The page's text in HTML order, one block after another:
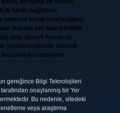
sitesi, herhangi bir marka,
ile hiçbir bağlantısı
kendi hazırladığımız
Burada yer alan içerikler
olup, gerçek kurum ve
yapılmamaktadır. Gerçek
tamamen
gereğince Bilgi Teknolojileri
onaylanmış bir Yer
Bu nedenle, sitedeki
veya araştırma